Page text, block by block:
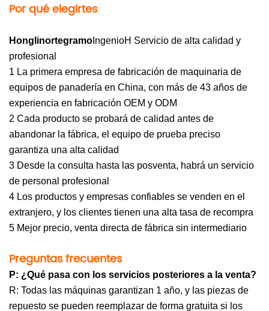
Por qué elegirtes
Hong linortegramo IngenioH Servicio de alta calidad y
profesional
1 La primera empresa de fabricación de maquinaria de
equipos de panadería en China, con más de 43 años de
experiencia en fabricación OEM y ODM
2 Cada producto se probará de calidad antes de
abandonar la fábrica, el equipo de prueba preciso
garantiza una alta calidad
3 Desde la consulta hasta las posventa, habrá un servicio
de personal profesional
4 Los productos y empresas confiables se venden en el
extranjero, y los clientes tienen una alta tasa de recompra
5 Mejor precio, venta directa de fábrica sin intermediario
Preguntas frecuentes
P: ¿Qué pasa con los servicios posteriores a la venta?
R: Todas las máquinas garantizan 1 año, y las piezas de
repuesto se pueden reemplazar de forma gratuita si los